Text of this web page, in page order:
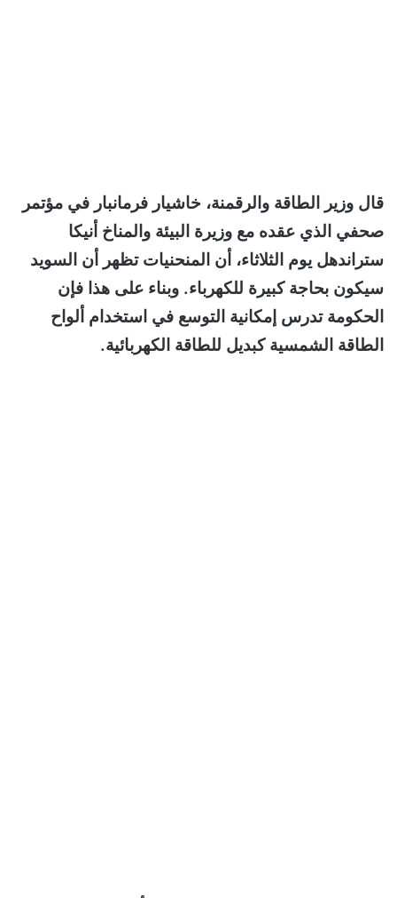
قال وزير الطاقة والرقمنة، خاشيار فرمانبار في مؤتمر
صحفي الذي عقده مع وزيرة البيئة والمناخ أنيكا
ستراندهل يوم الثلاثاء، أن المنحنيات تظهر أن السويد
سيكون بحاجة كبيرة للكهرباء. وبناء على هذا فإن
الحكومة تدرس إمكانية التوسع في استخدام ألواح
الطاقة الشمسية كبديل للطاقة الكهربائية.